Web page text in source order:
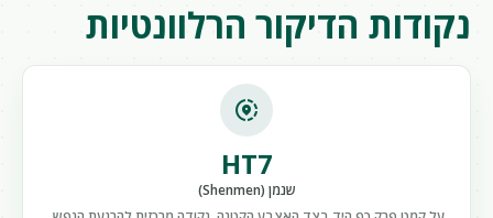
נקודות הדיקור הרלוונטיות
share_location
HT7
שנמן (Shenmen)